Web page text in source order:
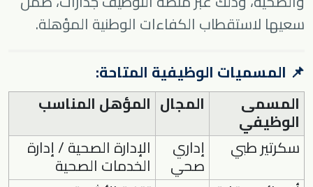
سعيها لاستقطاب الكفاءات الوطنية المؤهلة.
📌 المسميات الوظيفية المتاحة:
المسمى
الوظيفي
المجال المؤهل المناسب
سكرتير طبي
إداري
صحي
الإدارة الصحية / إدارة
الخدمات الصحية